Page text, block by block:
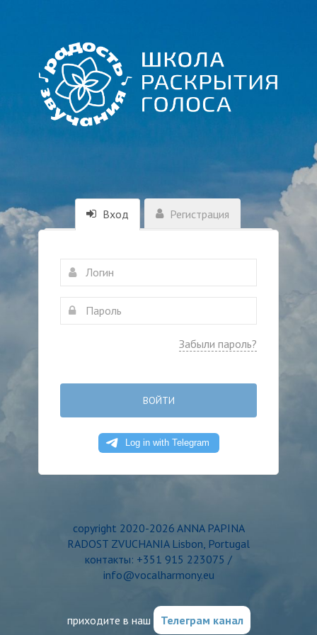
Вход Регистрация
Забыли пароль?
ВОЙТИ
copyright 2020-2026 ANNA PAPINA
RADOST ZVUCHANIA Lisbon, Portugal
контакты: +351 915 223075 /
info@vocalharmony.eu
приходите в наш Телеграм канал